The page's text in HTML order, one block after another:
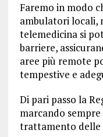
Faremo in modo
ambulatori locali,
telemedicina si
barriere,
aree più remote
tempestive e
Di pari passo la
marcando
trattamento delle